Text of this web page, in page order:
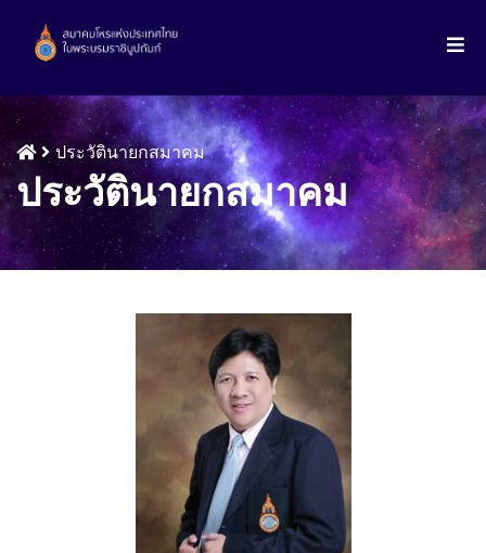
ประวัตินายกสมาคม
ประวัตินายกสมาคม